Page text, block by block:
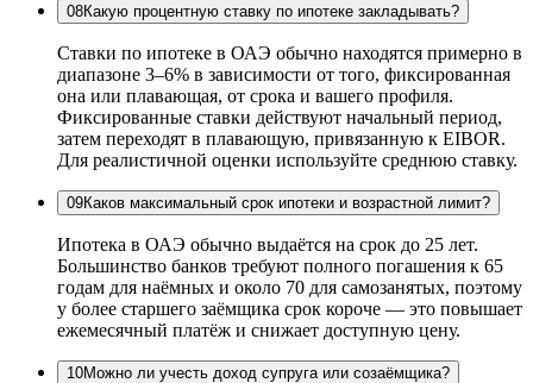
08Какую процентную ставку по ипотеке закладывать?
Ставки по ипотеке в ОАЭ обычно находятся примерно в
диапазоне 3–6% в зависимости от того, фиксированная
она или плавающая, от срока и вашего профиля.
Фиксированные ставки действуют начальный период,
затем переходят в плавающую, привязанную к EIBOR.
Для реалистичной оценки используйте среднюю ставку.
09Каков максимальный срок ипотеки и возрастной лимит?
Ипотека в ОАЭ обычно выдаётся на срок до 25 лет.
Большинство банков требуют полного погашения к 65
годам для наёмных и около 70 для самозанятых, поэтому
у более старшего заёмщика срок короче — это повышает
ежемесячный платёж и снижает доступную цену.
10Можно ли учесть доход супруга или созаёмщика?